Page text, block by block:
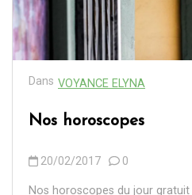
Dans VOYANCE ELYNA
Nos horoscopes
20/02/2017 0
Nos horoscopes du jour gratuit